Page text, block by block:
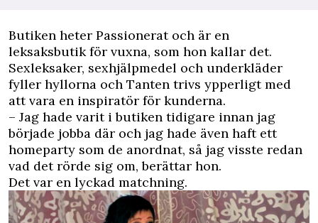
Butiken heter Passionerat och är en
leksaksbutik för vuxna, som hon kallar det.
Sexleksaker, sexhjälpmedel och underkläder
fyller hyllorna och Tanten trivs ypperligt med
att vara en inspiratör för kunderna.
– Jag hade varit i butiken tidigare innan jag
började jobba där och jag hade även haft ett
homeparty som de anordnat, så jag visste redan
vad det rörde sig om, berättar hon.
Det var en lyckad matchning.